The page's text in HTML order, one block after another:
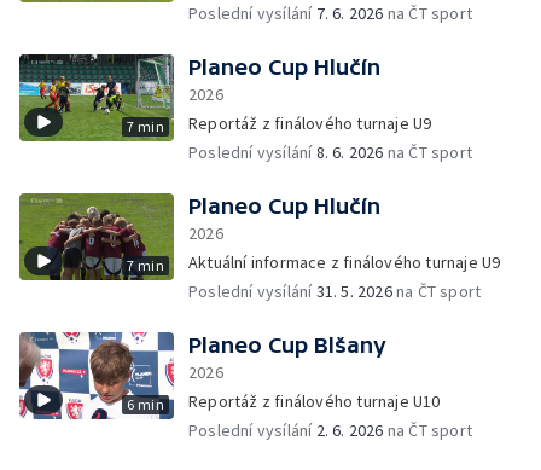
Poslední vysílání 7. 6. 2026 na ČT sport
7 min
Planeo Cup Hlučín
2026
Reportáž z finálového turnaje U9
Poslední vysílání8. 6. 2026 na ČT sport
7 min
Planeo Cup Hlučín
2026
Aktuální informace z finálového turnaje U9
Poslední vysílání31. 5. 2026na ČT sport
6 min
Planeo Cup Blšany
2026
Reportáž z finálového turnaje U10
Poslední vysílání 2. 6. 2026 na ČT sport